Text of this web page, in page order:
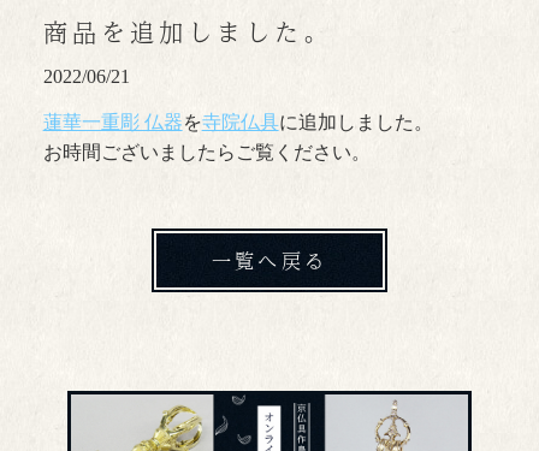
商品を追加しました。
2022/06/21
蓮華一重彫 仏器を寺院仏具に追加しました。
お時間ございましたらご覧ください。
一覧へ戻る